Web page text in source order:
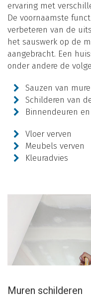
ervaring met
De voornaamste
verbeteren van de
het sauswerk op de
aangebracht. Een
onder andere de
Sauzen van
Schilderen van
Binnendeuren
Vloer verven
Meubels verven
Kleuradvies
Muren schilderen